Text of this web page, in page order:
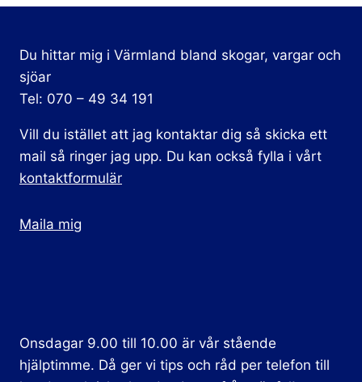
Du hittar mig i Värmland bland skogar, vargar och
sjöar
Tel: 070 – 49 34 191
Vill du istället att jag kontaktar dig så skicka ett
mail så ringer jag upp. Du kan också fylla i vårt
kontaktformulär
Maila mig
Onsdagar 9.00 till 10.00 är vår stående
hjälptimme. Då ger vi tips och råd per telefon till